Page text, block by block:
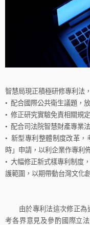
智慧局現正積極研修專利法
• 配合國際公共衛生議題，
• 修正研究實驗免責相關規定
• 配合司法院智慧財產專業
• 新型專利整體制度改革，
時」申請，以利企業作專利
•大幅修正新式樣專利制度
護範圍，以期帶動台灣文化
由於專利法這次修正為
考各界意見及參酌國際立